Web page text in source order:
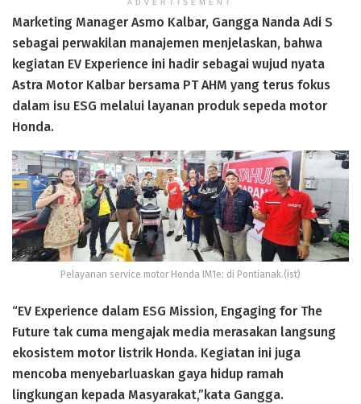
ADVERTISEMENT
Marketing Manager Asmo Kalbar, Gangga Nanda Adi S
sebagai perwakilan manajemen menjelaskan, bahwa
kegiatan EV Experience ini hadir sebagai wujud nyata
Astra Motor Kalbar bersama PT AHM yang terus fokus
dalam isu ESG melalui layanan produk sepeda motor
Honda.
Pelayanan service motor Honda IM1e: di Pontianak.(ist)
“EV Experience dalam ESG Mission, Engaging for The
Future tak cuma mengajak media merasakan langsung
ekosistem motor listrik Honda. Kegiatan ini juga
mencoba menyebarluaskan gaya hidup ramah
lingkungan kepada Masyarakat,”kata Gangga.